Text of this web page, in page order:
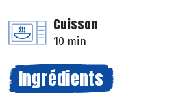
Cuisson
10 min
Ingrédients